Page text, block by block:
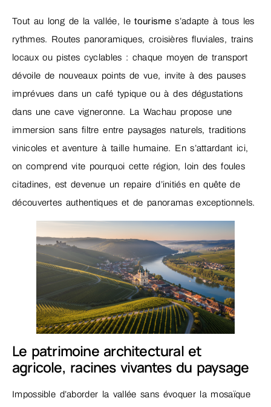
Tout au long de la vallée, letourismes’adapte à tous les
rythmes. Routes panoramiques, croisières fluviales, trains
locaux ou pistes cyclables : chaque moyen de transport
dévoile de nouveaux points de vue, invite à des pauses
imprévues dans un café typique ou à des dégustations
dans une cave vigneronne. La Wachau propose une
immersion sans filtre entre paysages naturels, traditions
vinicoles et aventure à taille humaine. En s’attardant ici,
on comprend vite pourquoi cette région, loin des foules
citadines, est devenue un repaire d’initiés en quête de
découvertes authentiques et de panoramas exceptionnels.
Le patrimoine architectural et
agricole, racines vivantes du paysage
Impossible d’aborder la vallée sans évoquer la mosaïque